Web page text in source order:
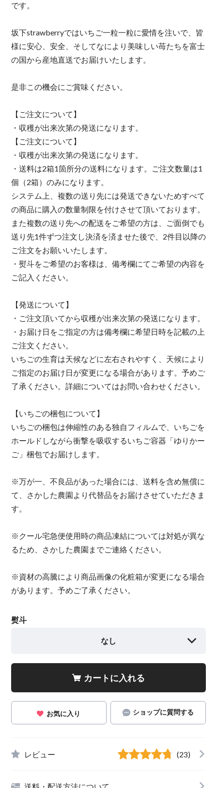
です。
坂下strawberryではいちご一粒一粒に愛情を注いで、皆
様に安心、安全、そしてなにより美味しい苺たちを富士
の国から産地直送でお届けいたします。
是非この機会にご賞味ください。
【ご注文について】
・収穫が出来次第の発送になります。
【ご注文について】
・収穫が出来次第の発送になります。
・送料は2箱1箇所分の送料になります。ご注文数量は1
個（2箱）のみになります。
システム上、複数の送り先には発送できないためすべて
の商品に購入の数量制限を付けさせて頂いております。
また複数の送り先への配送をご希望の方は、ご面倒でも
送り先1件ずつ注文し決済を済ませた後で、2件目以降の
ご注文をお願いいたします。
・熨斗をご希望のお客様は、備考欄にてご希望の内容を
ご記入ください。
【発送について】
・ご注文頂いてから収穫が出来次第の発送になります。
・お届け日をご指定の方は備考欄に希望日時を記載の上
ご注文ください。
いちごの生育は天候などに左右されやすく、天候により
ご指定のお届け日が変更になる場合があります。予めご
了承ください。詳細についてはお問い合わせください。
【いちごの梱包について】
いちごの梱包は伸縮性のある独自フィルムで、いちごを
ホールドしながら衝撃を吸収するいちご容器「ゆりかー
ご」梱包でお届けします。
※万が一、不良品があった場合には、送料を含め無償に
て、さかした農園より代替品をお届けさせていただきま
す。
※クール宅急便使用時の商品凍結については対処が異な
るため、さかした農園までご連絡ください。
※資材の高騰により商品画像の化粧箱が変更になる場合
があります。予めご了承ください。
熨斗
なし
カートに入れる
お気に入り ショップに質問する
レビュー (23)